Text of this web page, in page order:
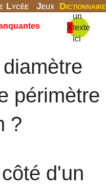
Lycée Jeux Dictionnaire
X
un
texte
ici
périmètre
?
d'un